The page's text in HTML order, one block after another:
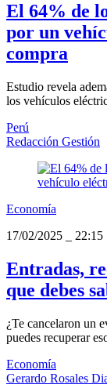
El 64% de
por un
compra
Estudio revela
los vehículos
Perú
Redacción Gestión
Economía
17/02/2025
22:15
Entradas,
que debes
¿Te cancelaron un
puedes recuperar
Economía
Gerardo Rosales